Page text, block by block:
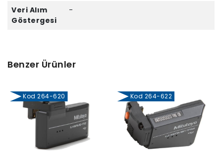
Veri Alım
Göstergesi
-
Benzer Ürünler
Kod 264-620 Kod 264-622